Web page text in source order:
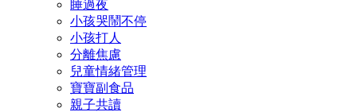
睡過夜
小孩哭鬧不停
小孩打人
分離焦慮
兒童情緒管理
寶寶副食品
親子共讀